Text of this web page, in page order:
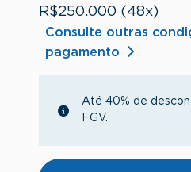
R$250.000 (48x)
Consulte outras
pagamento
Até 40% de
FGV.